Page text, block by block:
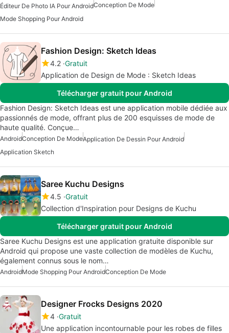
Éditeur De Photo IA Pour AndroidConception De Mode
Mode Shopping Pour Android
Fashion Design: Sketch Ideas
4.2 Gratuit
Application de Design de Mode : Sketch Ideas
Télécharger gratuit pour Android
Fashion Design: Sketch Ideas est une application mobile dédiée aux
passionnés de mode, offrant plus de 200 esquisses de mode de
haute qualité. Conçue…
AndroidConception De ModeApplication De Dessin Pour Android
Application Sketch
Saree Kuchu Designs
4.5 Gratuit
Collection d'Inspiration pour Designs de Kuchu
Télécharger gratuit pour Android
Saree Kuchu Designs est une application gratuite disponible sur
Android qui propose une vaste collection de modèles de Kuchu,
également connus sous le nom…
AndroidMode Shopping Pour AndroidConception De Mode
Designer Frocks Designs 2020
4 Gratuit
Une application incontournable pour les robes de filles